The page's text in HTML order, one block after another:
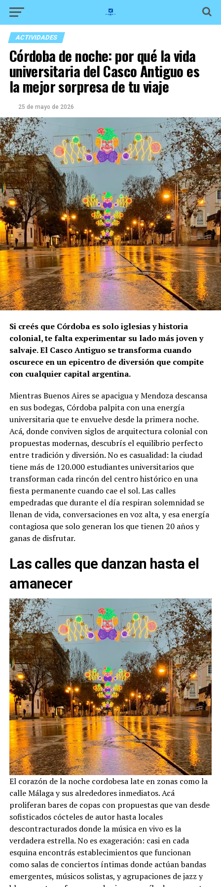
ACTIVIDADES
Córdoba de noche: por qué la vida
universitaria del Casco Antiguo es
la mejor sorpresa de tu viaje
25 de mayo de 2026
Si creés que Córdoba es solo iglesias y historia
colonial, te falta experimentar su lado más joven y
salvaje. El Casco Antiguo se transforma cuando
oscurece en un epicentro de diversión que compite
con cualquier capital argentina.
Mientras Buenos Aires se apacigua y Mendoza descansa
en sus bodegas, Córdoba palpita con una energía
universitaria que te envuelve desde la primera noche.
Acá, donde conviven siglos de arquitectura colonial con
propuestas modernas, descubrís el equilibrio perfecto
entre tradición y diversión. No es casualidad: la ciudad
tiene más de 120.000 estudiantes universitarios que
transforman cada rincón del centro histórico en una
fiesta permanente cuando cae el sol. Las calles
empedradas que durante el día respiran solemnidad se
llenan de vida, conversaciones en voz alta, y esa energía
contagiosa que solo generan los que tienen 20 años y
ganas de disfrutar.
Las calles que danzan hasta el
amanecer
El corazón de la noche cordobesa late en zonas como la
calle Málaga y sus alrededores inmediatos. Acá
proliferan bares de copas con propuestas que van desde
sofisticados cócteles de autor hasta locales
descontracturados donde la música en vivo es la
verdadera estrella. No es exageración: casi en cada
esquina encontrás establecimientos que funcionan
como salas de conciertos íntimas donde actúan bandas
emergentes, músicos solistas, y agrupaciones de jazz y